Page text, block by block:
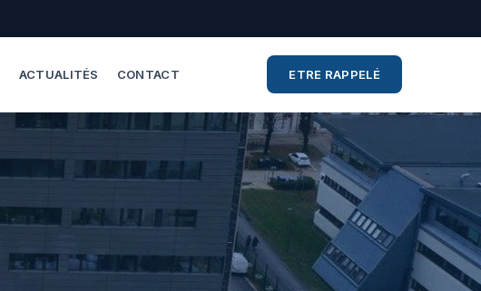
ACTUALITÉS CONTACT ETRE RAPPELÉ